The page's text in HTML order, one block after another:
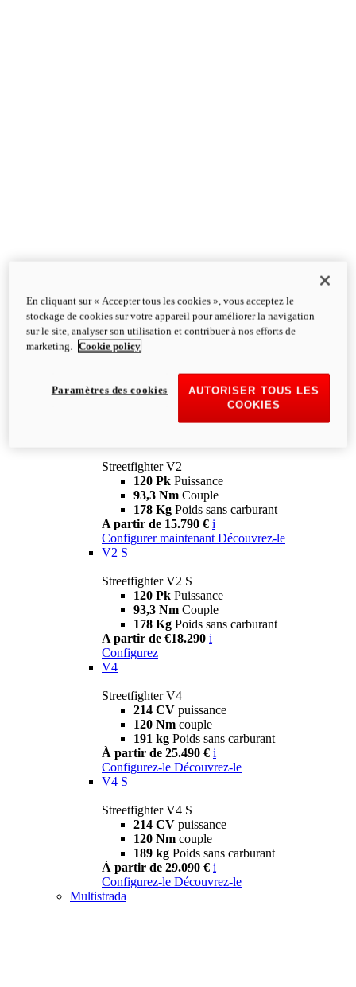
Streetfighter V2
120 Pk Puissance
93,3 Nm Couple
178 Kg Poids sans carburant
A partir de 15.790 € i
Configurer maintenant Découvrez-le
V2 S
Streetfighter V2 S
120 Pk Puissance
93,3 Nm Couple
178 Kg Poids sans carburant
A partir de €18.290 i
Configurez
V4
Streetfighter V4
214 CV puissance
120 Nm couple
191 kg Poids sans carburant
À partir de 25.490 € i
Configurez-le Découvrez-le
V4 S
Streetfighter V4 S
214 CV puissance
120 Nm couple
189 kg Poids sans carburant
À partir de 29.090 € i
Configurez-le Découvrez-le
Multistrada
En cliquant sur « Accepter tous les cookies », vous acceptez le
stockage de cookies sur votre appareil pour améliorer la navigation
sur le site, analyser son utilisation et contribuer à nos efforts de
marketing.
Cookie policy
AUTORISER TOUS LES
COOKIES
Paramètres des cookies